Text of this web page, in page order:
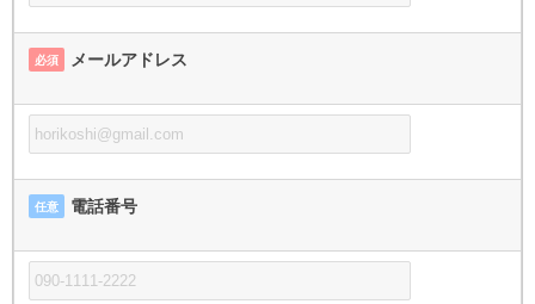
必須 メールアドレス
任意 電話番号